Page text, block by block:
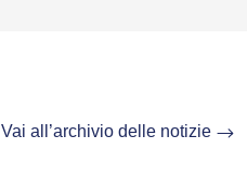
Vai all’archivio delle notizie